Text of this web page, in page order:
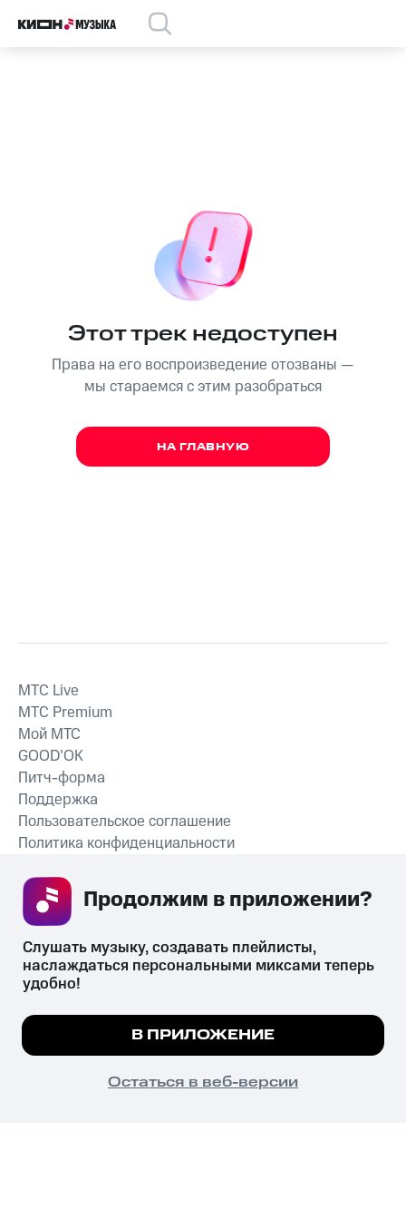
Этот трек недоступен
Права на его воспроизведение отозваны —
мы стараемся с этим разобраться
НА ГЛАВНУЮ
СКАЧАТЬ ПРИЛОЖЕНИЕ
MTС Live
MTС Premium
Мой МТС
GOOD’OK
Питч-форма
Поддержка
Пользовательское соглашение
Политика конфиденциальности
психотропных веществ, их аналогов причиняет вред здоровью,
их незаконный оборот запрещён и влечёт установленную
законодательством ответственность.
© 2026 ООО «КИОН».
Все права защищены
Мы используем куки, чтобы на сайте все
Подробнее
ПОНЯТНО
Слушать музыку, создавать плейлисты,
наслаждаться персональными миксами теперь
удобно!
В ПРИЛОЖЕНИЕ
Остаться в веб-версии